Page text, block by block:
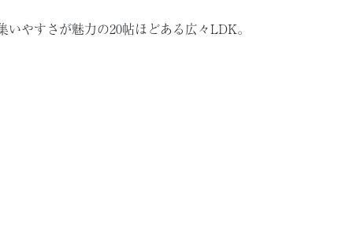
いやすさが魅力の20帖ほどある広々LDK。